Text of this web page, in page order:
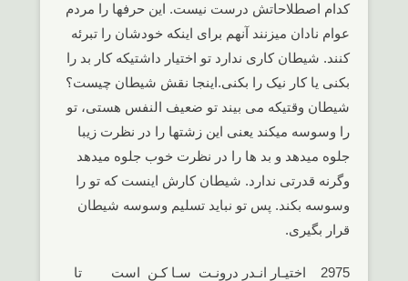
کدام اصطلاحاتش درست نیست. این حرفها را مردم
عوام نادان میزنند آنهم برای اینکه خودشان را تبرئه
کنند. شیطان کاری ندارد تو اختیار داشتیکه کار بد را
بکنی یا کار نیک را بکنی.اینجا نقش شیطان چیست؟
شیطان وقتیکه می بیند تو ضعیف النفس هستی، تو
را وسوسه میکند یعنی این زشتها را در نظرت زیبا
جلوه میدهد و بد ها را در نظرت خوب جلوه میدهد
وگرنه قدرتی ندارد. شیطان کارش اینست که تو را
وسوسه بکند. پس تو نباید تسلیم وسوسه شیطان
قرار بگیری.
2975 اختیـار انـدر درونـت سـا کـن است تا